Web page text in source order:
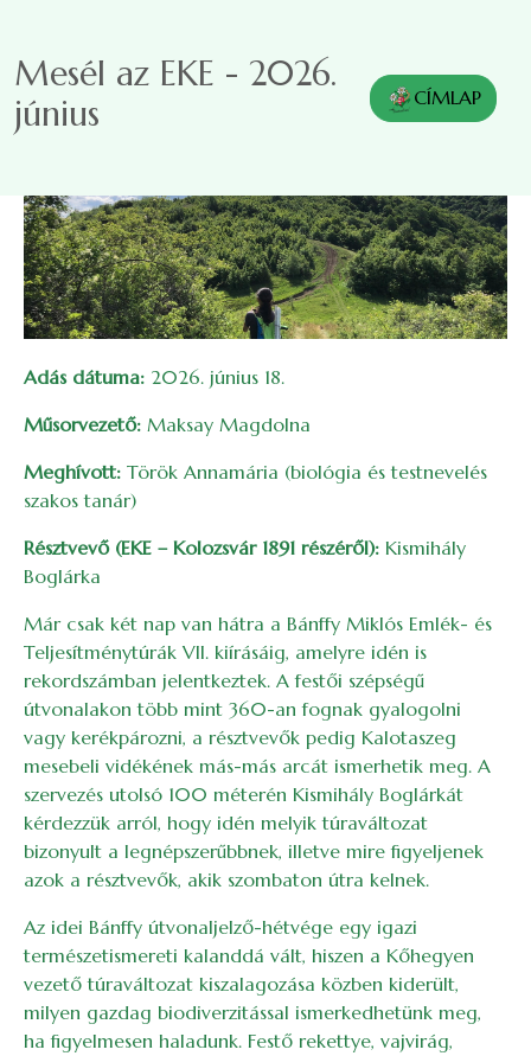
Mesél az EKE - 2026.
június
CÍMLAP
Adás dátuma: 2026. június 18.
Műsorvezető: Maksay Magdolna
Meghívott: Török Annamária (biológia és testnevelés
szakos tanár)
Résztvevő (EKE – Kolozsvár 1891 részéről): Kismihály
Boglárka
Már csak két nap van hátra a Bánffy Miklós Emlék- és
Teljesítménytúrák VII. kiírásáig, amelyre idén is
rekordszámban jelentkeztek. A festői szépségű
útvonalakon több mint 360-an fognak gyalogolni
vagy kerékpározni, a résztvevők pedig Kalotaszeg
mesebeli vidékének más-más arcát ismerhetik meg. A
szervezés utolsó 100 méterén Kismihály Boglárkát
kérdezzük arról, hogy idén melyik túraváltozat
bizonyult a legnépszerűbbnek, illetve mire figyeljenek
azok a résztvevők, akik szombaton útra kelnek.
Az idei Bánffy útvonaljelző-hétvége egy igazi
természetismereti kalanddá vált, hiszen a Kőhegyen
vezető túraváltozat kiszalagozása közben kiderült,
milyen gazdag biodiverzitással ismerkedhetünk meg,
ha figyelmesen haladunk. Festő rekettye, vajvirág,